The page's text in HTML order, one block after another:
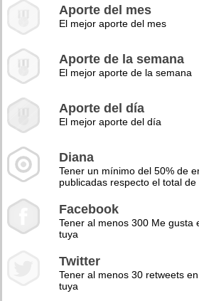
Aporte del mes
El mejor aporte del mes
Aporte de la semana
El mejor aporte de la semana
Aporte del día
El mejor aporte del día
Diana
Tener un mínimo del 50% de
publicadas respecto el total de
Facebook
Tener al menos 300 Me gusta
tuya
Twitter
Tener al menos 30 retweets
tuya